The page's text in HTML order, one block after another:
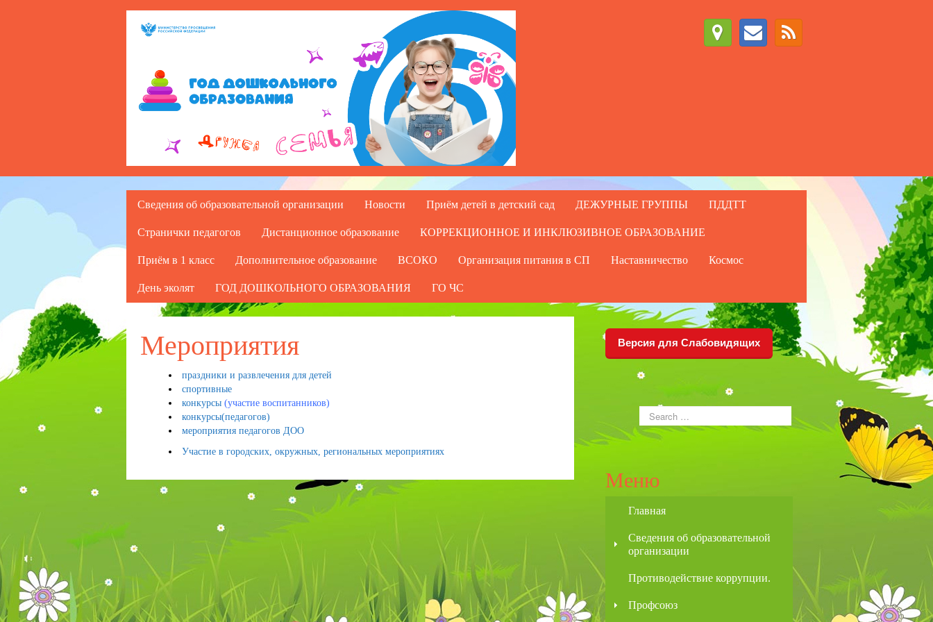
Сведения об образовательной организации Новости Приём детей в детский сад ДЕЖУРНЫЕ ГРУППЫ ПДДТТ
Странички педагогов Дистанционное образование КОРРЕКЦИОННОЕ И ИНКЛЮЗИВНОЕ ОБРАЗОВАНИЕ
Приём в 1 класс Дополнительное образование ВСОКО Организация питания в СП Наставничество Космос
День эколят ГОД ДОШКОЛЬНОГО ОБРАЗОВАНИЯ ГО ЧС
Мероприятия
праздники и развлечения для детей
спортивные
конкурсы (участие воспитанников)
конкурсы(педагогов)
мероприятия педагогов ДОО
Участие в городских, окружных, региональных мероприятиях
Версия для Слабовидящих
Меню
Главная
Сведения об образовательной
организации
Противодействие коррупции.
Профсоюз